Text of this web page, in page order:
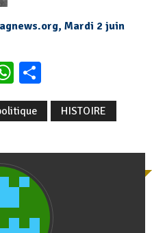
Mardi 2 juin
WhatsApp
HISTOIRE